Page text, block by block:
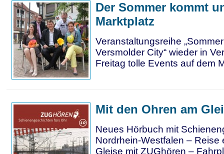
Der Sommer kommt
Marktplatz
Veranstaltungsreihe
Versmolder City“ wieder in
Freitag tolle Events auf dem
Mit den Ohren am
Neues Hörbuch mit
Nordrhein-Westfalen – Reise
Gleise mit ZUGhören –